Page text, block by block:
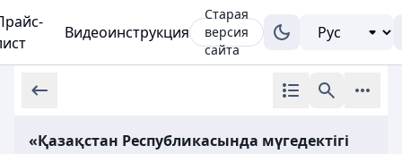
Видеоинструкция
Старая
версия
сайта
«Қазақстан Республикасында мүгедектігі